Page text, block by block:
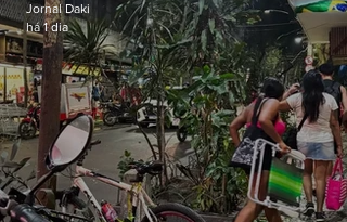
Jornal Daki
há 1 dia